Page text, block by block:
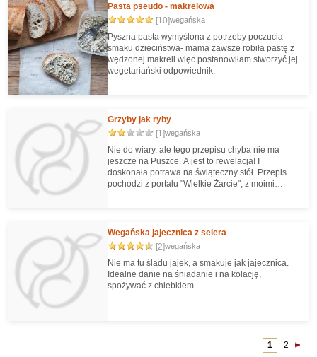
Pasta pseudo - makrelowa
[10]wegańska
Pyszna pasta wymyślona z potrzeby poczucia
smaku dzieciństwa- mama zawsze robiła pastę z
wędzonej makreli więc postanowiłam stworzyć jej
wegetariański odpowiednik.
Grzyby jak ryby
[1]wegańska
Nie do wiary, ale tego przepisu chyba nie ma
jeszcze na Puszce. A jest to rewelacja! I
doskonała potrawa na świąteczny stół. Przepis
pochodzi z portalu "Wielkie Żarcie", z moimi
Wegańska jajecznica z selera
[2]wegańska
Nie ma tu śladu jajek, a smakuje jak jajecznica.
Idealne danie na śniadanie i na kolację,
spożywać z chlebkiem.
1 2